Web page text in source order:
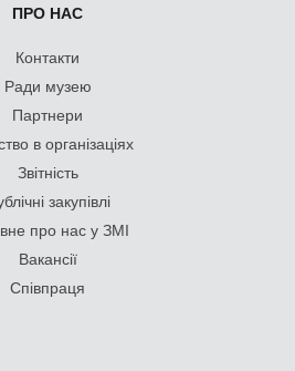
ПРО НАС
Контакти
Ради музею
Партнери
в організаціях
Звітність
закупівлі
про нас у ЗМІ
Вакансії
Співпраця